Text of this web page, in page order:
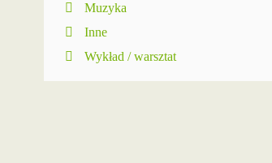
Muzyka
Inne
Wykład / warsztat